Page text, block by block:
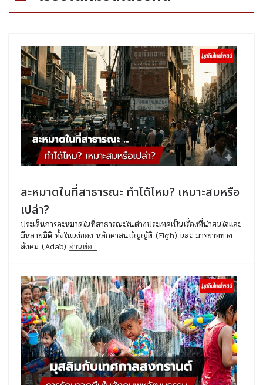
ละหมาดในที่สาธารณะ ทำได้ไหม? เหมาะสมหรือ
เปล่า?
ประเด็นการละหมาดในที่สาธารณะในต่างประเทศเป็นเรื่องที่น่าสนใจและ
มีหลายมิติ ทั้งในแง่ของ หลักศาสนบัญญัติ (Figh) และ มารยาททาง
สังคม (Adab) อ่านต่อ...